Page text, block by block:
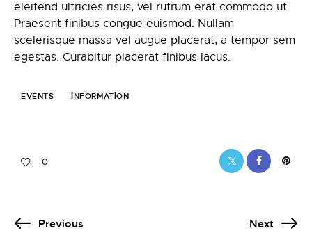
eleifend ultricies risus, vel rutrum erat commodo ut.
Praesent finibus congue euismod. Nullam
scelerisque massa vel augue placerat, a tempor sem
egestas. Curabitur placerat finibus lacus.
EVENTS INFORMATION
0
Previous Next